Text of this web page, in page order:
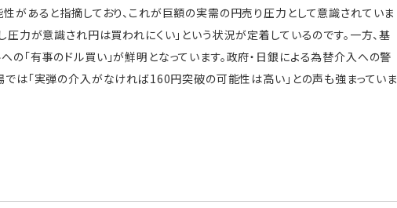
あると指摘しており、これが巨額の実需の円売り圧力として意識されていま
力が意識され円は買われにくい」という状況が定着しているのです。一方、基
「有事のドル買い」が鮮明となっています。政府・日銀による為替介入への警
は「実弾の介入がなければ160円突破の可能性は高い」との声も強まっていま